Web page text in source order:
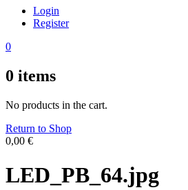
Login
Register
0
0 items
No products in the cart.
Return to Shop
0,00 €
LED_PB_64.jpg